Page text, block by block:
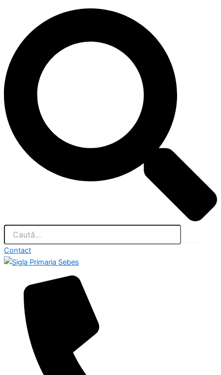
Contact